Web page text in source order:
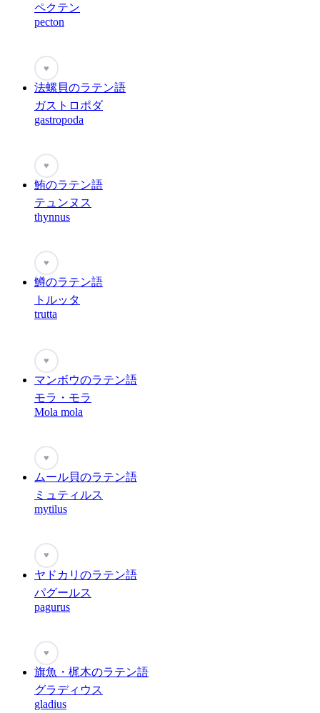
ペクテン
pecton
♥
法螺貝のラテン語
ガストロポダ
gastropoda
♥
鮪のラテン語
テュンヌス
thynnus
♥
鱒のラテン語
トルッタ
trutta
♥
マンボウのラテン語
モラ・モラ
Mola mola
♥
ムール貝のラテン語
ミュティルス
mytilus
♥
ヤドカリのラテン語
パグールス
pagurus
♥
旗魚・梶木のラテン語
グラディウス
gladius